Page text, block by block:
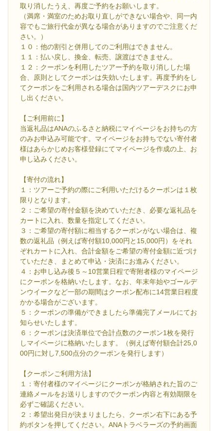
取り消したうえ、再度ご予約をお願いします。
（満席・満室のためお取り直しができない場合や、同一内
容でもご旅行代金が異なる場合がありますのでご注意くだ
さい。）
１０：他の割引と併用してのご利用はできません。
１１：払い戻し、換金、転売、譲渡はできません。
１２：クーポンを利用したツアー予約を取り消しした場
合、原則としてクーポンは失効いたします。再度予約をし
てクーポンをご利用される場合は国内ツアーデスクにお申
し出ください。
【ご利用前に】
当返礼品はANAのふるさと納税にマイページをお持ちの方
のみお申込み可能です。マイページをお持ちでない寄付者
様はあらかじめお客様登録にてマイページを作成の上、お
申し込みください。
【寄付の流れ】
１：ツアーご予約の際にご利用いただけるクーポンは１枚
限りとなります。
２：ご希望の寄付金額を決めていただき、必要な返礼品を
カートに入れ、数量を指定してください。
３：ご希望の寄付額に相当するクーポンがない場合は、複
数の返礼品（例えば寄付額10,000円と15,000円）をそれ
ぞれカートに入れ、合計金額をご希望の寄付金額に近づけ
ていただき、まとめて申込・決済にお進みください。
４：お申し込み後５～10営業日程で寄附者様のマイページ
にクーポンを格納いたします。なお、年末年始やゴールデ
ンウイークなど一部の期間はクーポン配布に14営業日程度
かかる場合がございます。
５：クーポンの準備ができましたら準備完了メールにてお
知らせいたします。
６：クーポンは決済単位で合計点数のクーポン1枚を発行
しマイページに格納いたします。（例えば寄付額合計25,0
00円に対し7,500点分のクーポンを発行します）
【クーポンご利用方法】
１：寄付者様のマイページにクーポンが格納された旨のご
連絡メールをお送りしますのでクーポン内容と有効期限を
必ずご確認ください。
２：希望出発日が決まりましたら、クーポン右下にある予
約ボタンを押してください。ANAトラベラーズの予約画面